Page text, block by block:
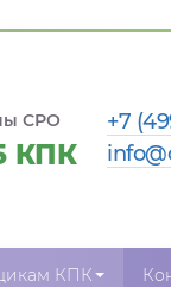
СРО
КПК
+7
КПК